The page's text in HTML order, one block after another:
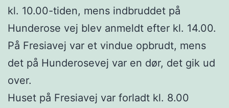
kl. 10.00-tiden, mens indbruddet på
Hunderose vej blev anmeldt efter kl. 14.00.
På Fresiavej var et vindue opbrudt, mens
det på Hunderosevej var en dør, det gik ud
over.
Huset på Fresiavej var forladt kl. 8.00